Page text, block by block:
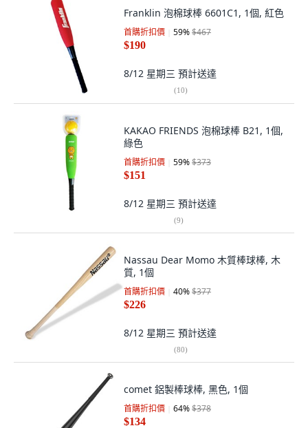
Franklin 泡棉球棒 6601C1, 1個, 紅色
首購折扣價 59%$467
$190
8/12 星期三 預計送達
(10)
KAKAO FRIENDS 泡棉球棒 B21, 1個,
綠色
首購折扣價 59%$373
$151
8/12 星期三 預計送達
(9)
Nassau Dear Momo 木質棒球棒, 木
質, 1個
首購折扣價 40%$377
$226
8/12 星期三 預計送達
(80)
comet 鋁製棒球棒, 黑色, 1個
首購折扣價 64%$378
$134